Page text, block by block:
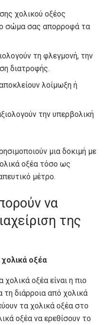
χολικού οξέος
σώμα σας απορροφά τα
τη φλεγμονή, την
διατροφής.
λοίμωξη ή
την υπερβολική
μια δοκιμή με
οξέα τόσο ως
μέτρο.
να
της
οξέα
οξέα είναι η πιο
τη διάρροια από χολικά
τα χολικά οξέα στο
οξέα να ερεθίσουν το